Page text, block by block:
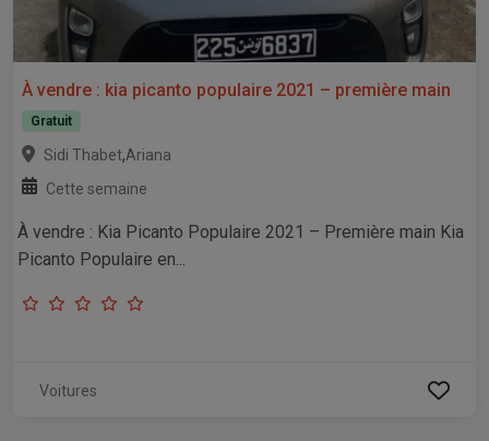
À vendre : kia picanto populaire 2021 – première main
Gratuit
Sidi Thabet,Ariana
Cette semaine
À vendre : Kia Picanto Populaire 2021 – Première main Kia
Picanto Populaire en...
Voitures